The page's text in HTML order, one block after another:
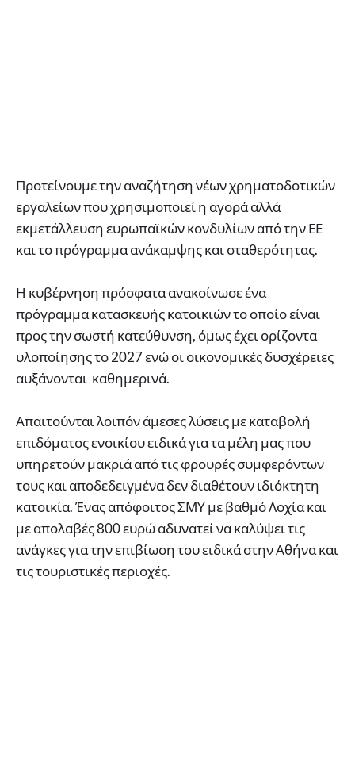
Προτείνουμε την αναζήτηση νέων χρηματοδοτικών
εργαλείων που χρησιμοποιεί η αγορά αλλά
εκμετάλλευση ευρωπαϊκών κονδυλίων από την ΕΕ
και το πρόγραμμα ανάκαμψης και σταθερότητας.
Η κυβέρνηση πρόσφατα ανακοίνωσε ένα
πρόγραμμα κατασκευής κατοικιών το οποίο είναι
προς την σωστή κατεύθυνση, όμως έχει ορίζοντα
υλοποίησης το 2027 ενώ οι οικονομικές δυσχέρειες
αυξάνονται καθημερινά.
Απαιτούνται λοιπόν άμεσες λύσεις με καταβολή
επιδόματος ενοικίου ειδικά για τα μέλη μας που
υπηρετούν μακριά από τις φρουρές συμφερόντων
τους και αποδεδειγμένα δεν διαθέτουν ιδιόκτητη
κατοικία. Ένας απόφοιτος ΣΜΥ με βαθμό Λοχία και
με απολαβές 800 ευρώ αδυνατεί να καλύψει τις
ανάγκες για την επιβίωση του ειδικά στην Αθήνα και
τις τουριστικές περιοχές.